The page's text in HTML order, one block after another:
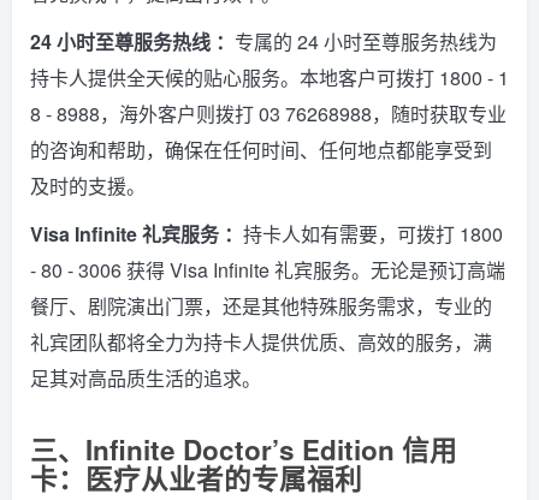
24 小时至尊服务热线 ： 专属的 24 小时至尊服务热线为
持卡人提供全天候的贴心服务。本地客户可拨打 1800 - 1
8 - 8988，海外客户则拨打 03 76268988，随时获取专业
的咨询和帮助，确保在任何时间、任何地点都能享受到
及时的支援。
Visa Infinite 礼宾服务 ： 持卡人如有需要，可拨打 1800
- 80 - 3006 获得 Visa Infinite 礼宾服务。无论是预订高端
餐厅、剧院演出门票，还是其他特殊服务需求，专业的
礼宾团队都将全力为持卡人提供优质、高效的服务，满
足其对高品质生活的追求。
三、Infinite Doctor’s Edition 信用
卡：医疗从业者的专属福利